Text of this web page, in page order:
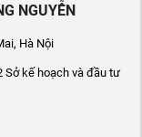
NGUYỄN
Hà Nội
Sở kế hoạch và đầu tư